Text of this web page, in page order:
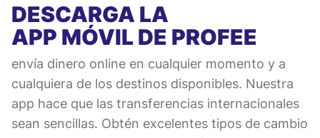
DESCARGA LA
APP MÓVILDE PROFEE
envía dinero online en cualquier momento y a
cualquiera de los destinos disponibles. Nuestra
app hace que las transferencias internacionales
sean sencillas. Obtén excelentes tipos de cambio